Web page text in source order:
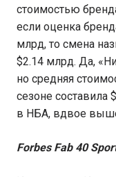
стоимостью
если оценка
млрд, то смена
$2.14 млрд. Да,
но средняя
сезоне составила
в НБА, вдвое
Forbes Fab 40